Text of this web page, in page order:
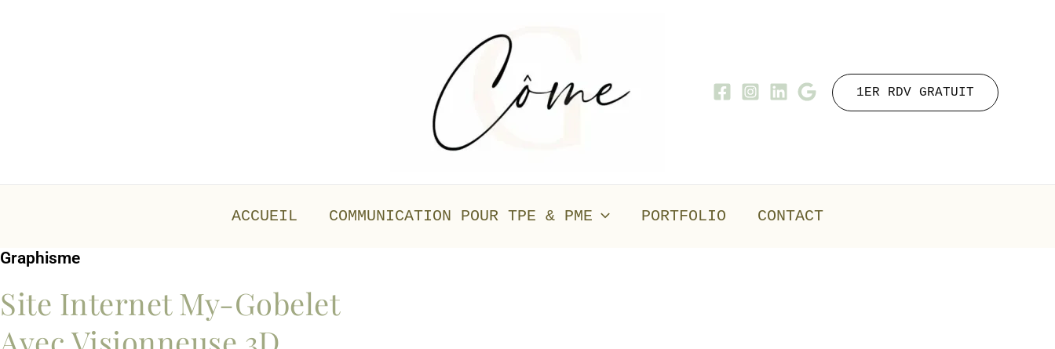
1ER RDV GRATUIT
ACCUEIL COMMUNICATION POUR TPE & PME PORTFOLIO CONTACT
Graphisme
Site Internet My-Gobelet